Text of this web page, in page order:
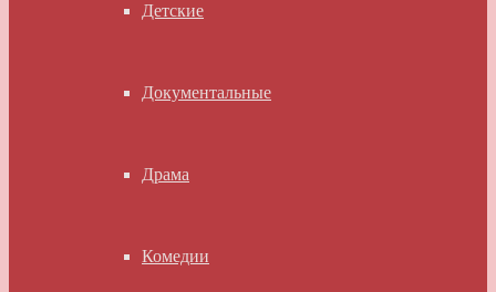
Детские
Документальные
Драма
Комедии